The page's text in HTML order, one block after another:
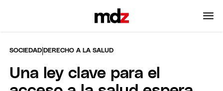
SOCIEDAD |DERECHO A LA SALUD
Una ley clave para el